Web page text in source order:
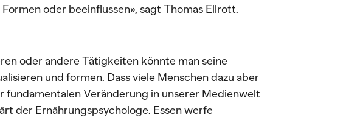
oder beeinflussen», sagt Thomas Ellrott.
oder andere Tätigkeiten könnte man seine
und formen. Dass viele Menschen dazu aber
fundamentalen Veränderung in unserer Medienwelt
der Ernährungspsychologe. Essen werfe